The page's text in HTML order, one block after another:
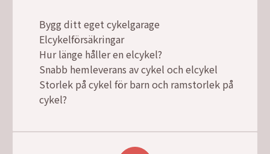
Bygg ditt eget cykelgarage
Elcykelförsäkringar
Hur länge håller en elcykel?
Snabb hemleverans av cykel och elcykel
Storlek på cykel för barn och ramstorlek på
cykel?